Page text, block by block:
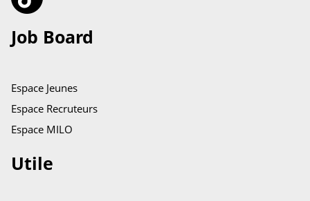
Job Board
Espace Jeunes
Espace Recruteurs
Espace MILO
Utile